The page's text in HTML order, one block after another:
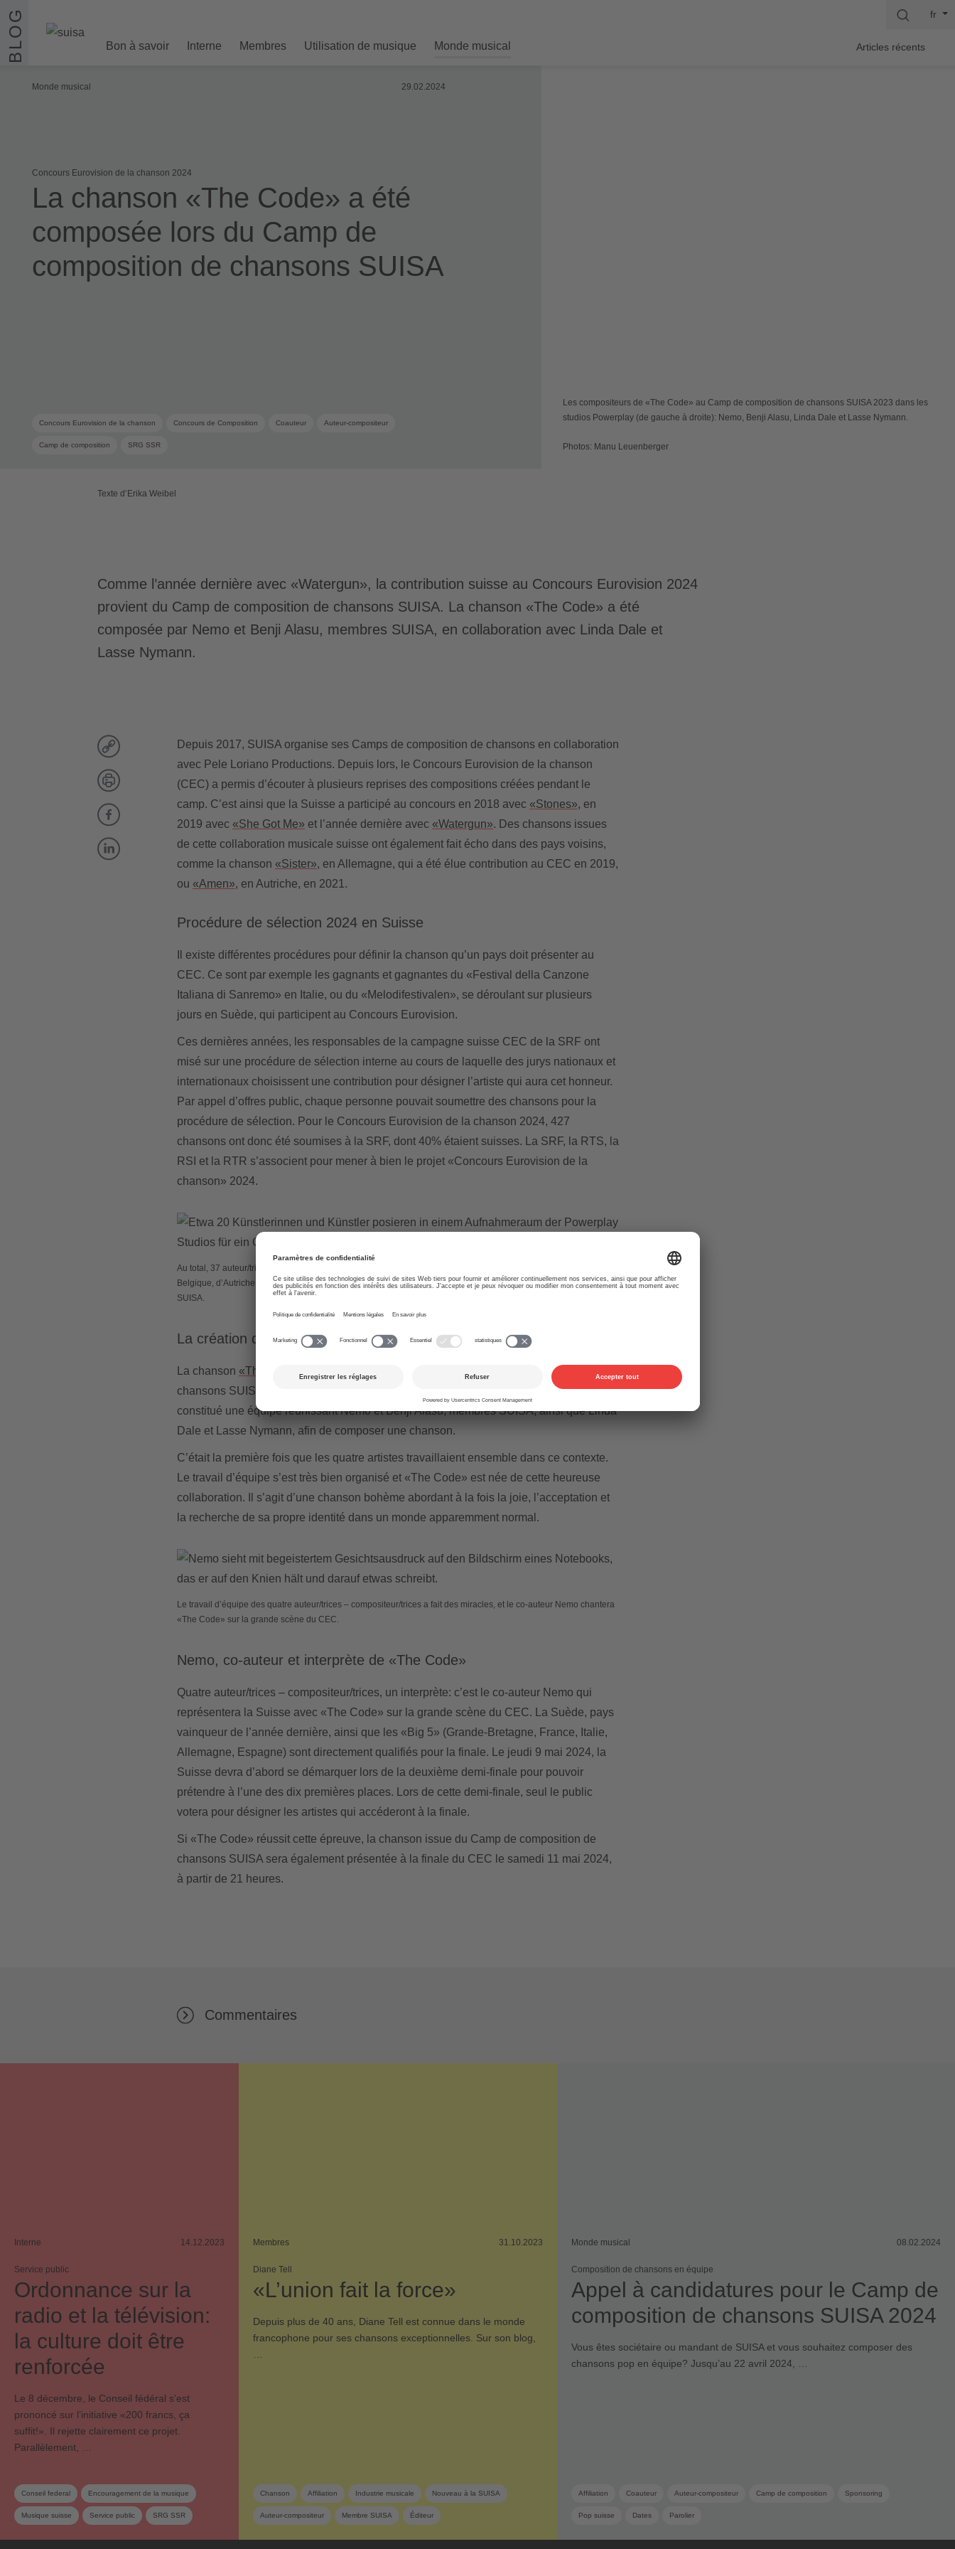
Aller au contenu
BLOG Bon à savoir Interne Membres Utilisation de musique Monde musical
fr
Articles récents
Monde musical 29.02.2024
Concours Eurovision de la chanson 2024
La chanson «The Code» a été
composée lors du Camp de
composition de chansons SUISA
Concours Eurovision de la chanson Concours de Composition Coauteur Auteur-compositeur
Camp de composition SRG SSR
Les compositeurs de «The Code» au Camp de composition de chansons SUISA 2023 dans les
studios Powerplay (de gauche à droite): Nemo, Benji Alasu, Linda Dale et Lasse Nymann.
Photos: Manu Leuenberger
Texte d’Erika Weibel
Comme l’année dernière avec «Watergun», la contribution suisse au Concours Eurovision 2024
provient du Camp de composition de chansons SUISA. La chanson «The Code» a été
composée par Nemo et Benji Alasu, membres SUISA, en collaboration avec Linda Dale et
Lasse Nymann.
Depuis 2017, SUISA organise ses Camps de composition de chansons en collaboration
avec Pele Loriano Productions. Depuis lors, le Concours Eurovision de la chanson
(CEC) a permis d’écouter à plusieurs reprises des compositions créées pendant le
camp. C’est ainsi que la Suisse a participé au concours en 2018 avec «Stones», en
2019 avec «She Got Me» et l’année dernière avec «Watergun». Des chansons issues
de cette collaboration musicale suisse ont également fait écho dans des pays voisins,
comme la chanson «Sister», en Allemagne, qui a été élue contribution au CEC en 2019,
ou «Amen», en Autriche, en 2021.
Procédure de sélection 2024 en Suisse
Il existe différentes procédures pour définir la chanson qu’un pays doit présenter au
CEC. Ce sont par exemple les gagnants et gagnantes du «Festival della Canzone
Italiana di Sanremo» en Italie, ou du «Melodifestivalen», se déroulant sur plusieurs
jours en Suède, qui participent au Concours Eurovision.
Ces dernières années, les responsables de la campagne suisse CEC de la SRF ont
misé sur une procédure de sélection interne au cours de laquelle des jurys nationaux et
internationaux choisissent une contribution pour désigner l’artiste qui aura cet honneur.
Par appel d’offres public, chaque personne pouvait soumettre des chansons pour la
procédure de sélection. Pour le Concours Eurovision de la chanson 2024, 427
chansons ont donc été soumises à la SRF, dont 40% étaient suisses. La SRF, la RTS, la
RSI et la RTR s’associent pour mener à bien le projet «Concours Eurovision de la
chanson» 2024.
Au total, 37 auteur/trices – compositeur/trices de toute la Suisse ainsi que de Suède, de Norvège, du Danemark, de
Belgique, d’Autriche, d’Israël et de Finlande ont participé au Camp de composition de chansons 2023 organisé par
SUISA.
La création de la chanson suisse pour le CEC 2024
La chanson «The Code»
a été écrite le deuxième jour du camp de composition de
chansons SUISA 2023. Ce jour-là, le directeur artistique du camp, Pele Loriano, a
constitué une équipe réunissant Nemo et Benji Alasu, membres SUISA, ainsi que Linda
Dale et Lasse Nymann, afin de composer une chanson.
C’était la première fois que les quatre artistes travaillaient ensemble dans ce contexte.
Le travail d’équipe s’est très bien organisé et «The Code» est née de cette heureuse
collaboration. Il s’agit d’une chanson bohème abordant à la fois la joie, l’acceptation et
la recherche de sa propre identité dans un monde apparemment normal.
Le travail d’équipe des quatre auteur/trices – compositeur/trices a fait des miracles, et le co-auteur Nemo chantera
«The Code» sur la grande scène du CEC.
Nemo, co-auteur et interprète de «The Code»
Quatre auteur/trices – compositeur/trices, un interprète: c’est le co-auteur Nemo qui
représentera la Suisse avec «The Code» sur la grande scène du CEC. La Suède, pays
vainqueur de l’année dernière, ainsi que les «Big 5» (Grande-Bretagne, France, Italie,
Allemagne, Espagne) sont directement qualifiés pour la finale. Le jeudi 9 mai 2024, la
Suisse devra d’abord se démarquer lors de la deuxième demi-finale pour pouvoir
prétendre à l’une des dix premières places. Lors de cette demi-finale, seul le public
votera pour désigner les artistes qui accéderont à la finale.
Si «The Code» réussit cette épreuve, la chanson issue du Camp de composition de
chansons SUISA sera également présentée à la finale du CEC le samedi 11 mai 2024,
à partir de 21 heures.
Commentaires
Interne 14.12.2023
Service public
Ordonnance sur la
radio et la télévision:
la culture doit être
renforcée
Le 8 décembre, le Conseil fédéral sʼest
prononcé sur lʼinitiative «200 francs, ça
suffit!». Il rejette clairement ce projet.
Parallèlement, …
Conseil federal Encouragement de la musique
Musique suisse Service public SRG SSR
Membres 31.10.2023
Diane Tell
«L’union fait la force»
Depuis plus de 40 ans, Diane Tell est connue dans le monde
francophone pour ses chansons exceptionnelles. Sur son blog,
Chanson Affiliation Industrie musicale Nouveau à la SUISA
Auteur-compositeur Membre SUISA Éditeur
Monde musical 08.02.2024
Composition de chansons en équipe
Appel à candidatures pour le Camp de
composition de chansons SUISA 2024
Vous êtes sociétaire ou mandant de SUISA et vous souhaitez composer des
chansons pop en équipe? Jusqu’au 22 avril 2024, …
Affiliation Coauteur Auteur-compositeur Camp de composition Sponsoring
Pop suisse Dates Parolier